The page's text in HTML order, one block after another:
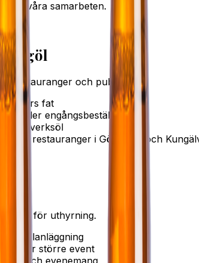
av våra samarbeten.
restauranger och pubar.
15 liters fat
eller engångsbeställning
hantverksöl
och restauranger i Göteborg och
för uthyrning.
kylanläggning
för större event